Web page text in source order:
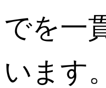
でを一
います